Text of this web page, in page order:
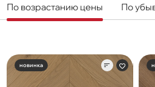
По возрастанию цены По
новинка